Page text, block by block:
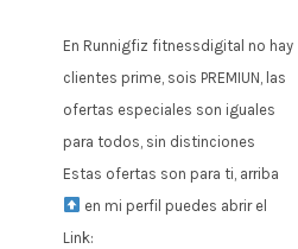
En Runnigfiz fitnessdigital no hay
clientes prime, sois PREMIUN, las
ofertas especiales son iguales
para todos, sin distinciones
Estas ofertas son para ti, arriba
en mi perfil puedes abrir el
Link: